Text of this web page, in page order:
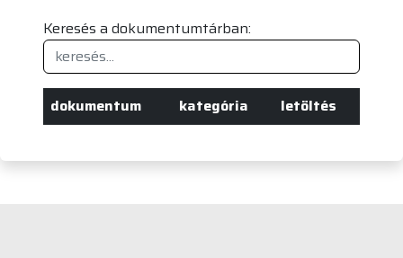
Keresés a dokumentumtárban:
dokumentum kategória letöltés